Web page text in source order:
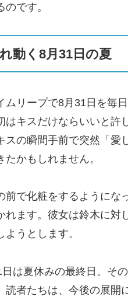
です。
動く8月31日の夏
ムリープで8月31日を毎
はキスだけならいいと許
スの瞬間手前で突然「
かもしれません。
前で化粧をするように
れます。彼女は鈴木に対
うとします。
は夏休みの最終日。そ
読者たちは、今後の展